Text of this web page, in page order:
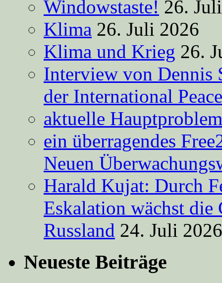
Windowstaste! 26.
Klima 26. Juli 2026
Klima und Krieg 26.
Interview von Dennis
der International
aktuelle
ein überragendes
Neuen
Harald Kujat: Durch
Eskalation wächst die
Russland 24. Juli 2026
Neueste Beiträge